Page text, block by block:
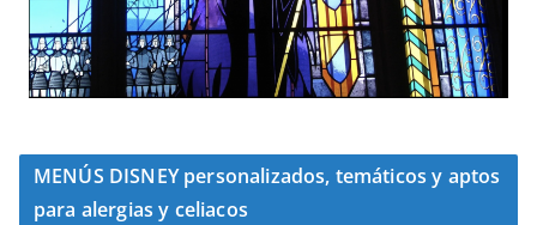
MENÚS DISNEY personalizados, temáticos y aptos
para alergias y celiacos